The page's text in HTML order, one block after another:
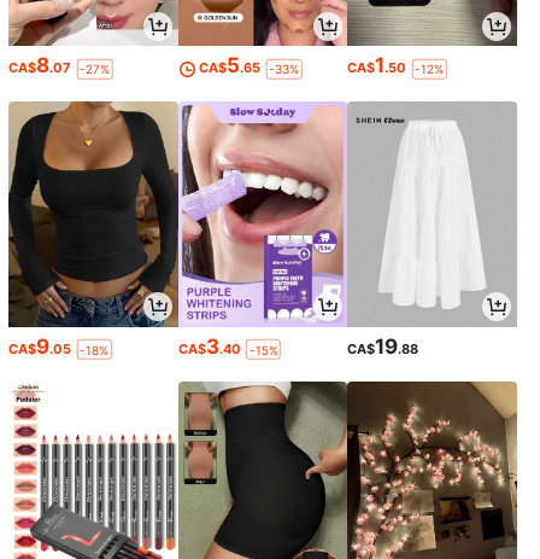
CA$8.07 -27% CA$5.65 -33% CA$1.50 -12%
CA$9.05 -18% CA$3.40 -15% CA$19.88